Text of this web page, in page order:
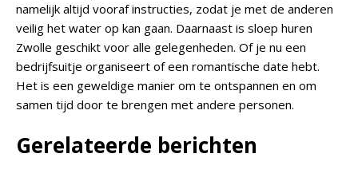
namelijk altijd vooraf instructies, zodat je met de anderen
veilig het water op kan gaan. Daarnaast is sloep huren
Zwolle geschikt voor alle gelegenheden. Of je nu een
bedrijfsuitje organiseert of een romantische date hebt.
Het is een geweldige manier om te ontspannen en om
samen tijd door te brengen met andere personen.
Gerelateerde berichten